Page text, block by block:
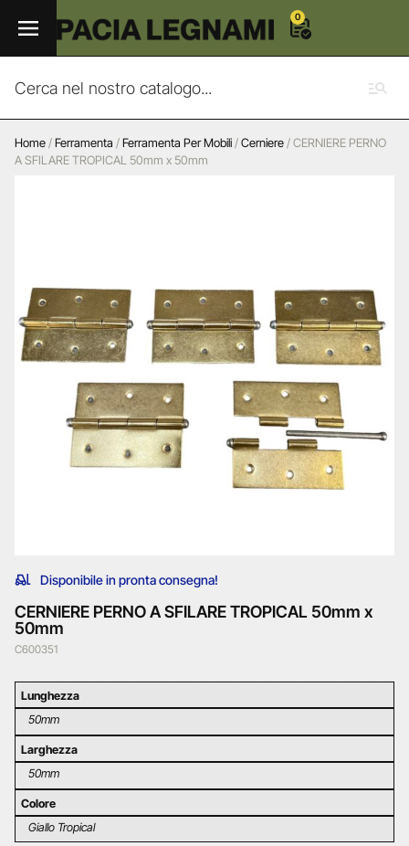
0
Home/Ferramenta /Ferramenta Per Mobili/Cerniere/ CERNIERE PERNO
A SFILARE TROPICAL 50mm x 50mm
Disponibile in pronta consegna!
CERNIERE PERNO A SFILARE TROPICAL 50mm x
50mm
C600351
Lunghezza
50mm
Larghezza
50mm
Colore
Giallo Tropical